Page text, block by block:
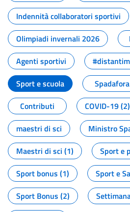
Indennità collaboratori sportivi
Olimpiadi invernali 2026
Agenti sportivi
Sport e scuola
Spadafora
Contributi
COVID-19 (2)
maestri di sci
Ministro
Maestri di sci (1)
Sport e
Sport bonus (1)
Sport e
Sport Bonus (2)